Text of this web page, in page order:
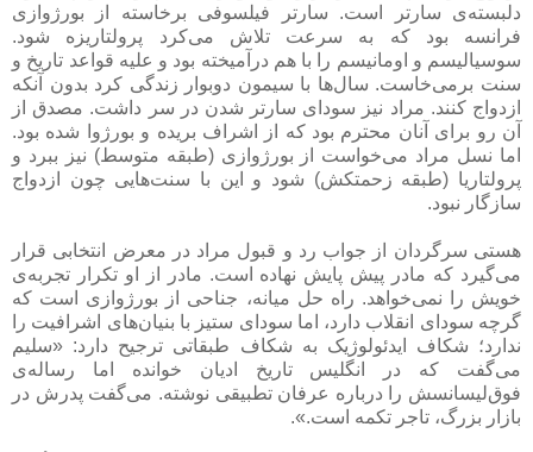
دلبسته‌ی سارتر است. سارتر فیلسوفی برخاسته از بورژوازی
فرانسه بود که به سرعت تلاش می‌کرد پرولتاریزه شود.
سوسیالیسم و اومانیسم را با هم درآمیخته بود و علیه قواعد تاریخ و
سنت برمی‌خاست. سال‌ها با سیمون دوبوار زندگی کرد بدون آنکه
ازدواج کنند. مراد نیز سودای سارتر شدن در سر داشت. مصدق از
آن رو برای آنان محترم بود که از اشراف بریده و بورژوا شده بود.
اما نسل مراد می‌خواست از بورژوازی (طبقه متوسط) نیز ببرد و
پرولتاریا (طبقه زحمتکش) شود و این با سنت‌هایی چون ازدواج
سازگار نبود.
هستی سرگردان از جواب رد و قبول مراد در معرض انتخابی قرار
می‌گیرد که مادر پیش پایش نهاده است. مادر از او تکرار تجربه‌ی
خویش را نمی‌خواهد. راه حل میانه، جناحی از بورژوازی است که
گرچه سودای انقلاب دارد، اما سودای ستیز با بنیان‌های اشرافیت را
ندارد؛ شکاف ایدئولوژیک به شکاف طبقاتی ترجیح دارد: «سلیم
می‌گفت که در انگلیس تاریخ ادیان خوانده اما رساله‌ی
فوق‌لیسانسش را درباره عرفان تطبیقی نوشته. می‌گفت پدرش در
بازار بزرگ، تاجر تکمه است.».